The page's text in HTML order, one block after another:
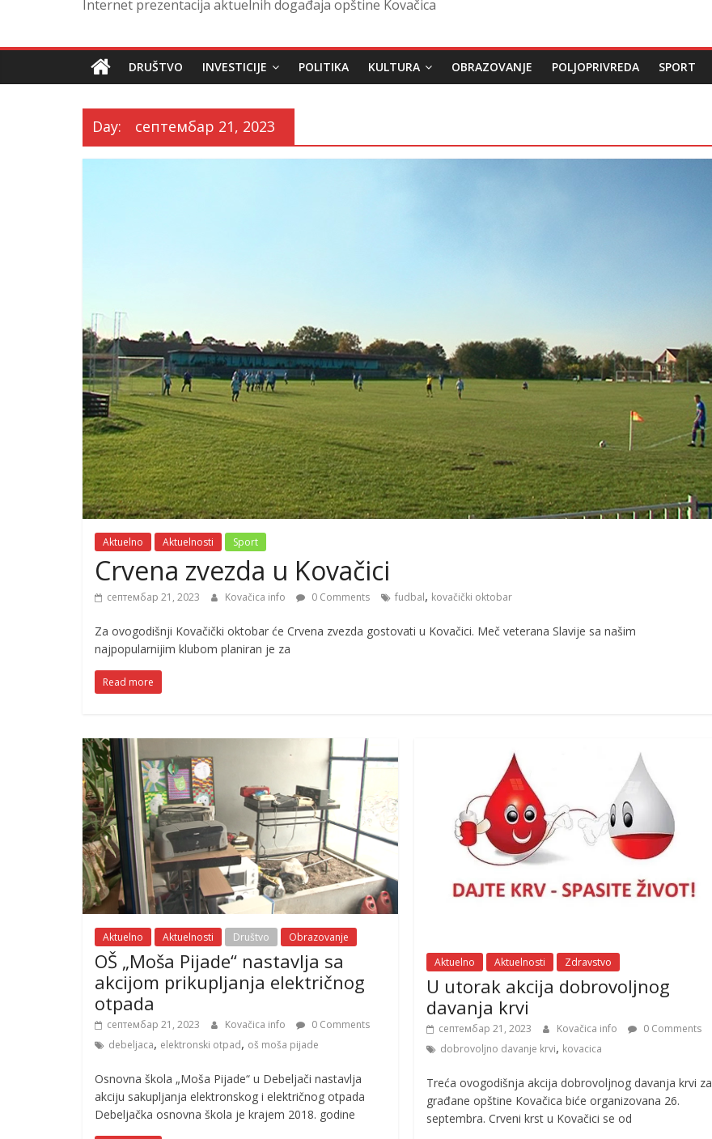
Internet prezentacija aktuelnih događaja opštine Kovačica
DRUŠTVO INVESTICIJE POLITIKA KULTURA OBRAZOVANJE POLJOPRIVREDA SPORT
Day: септембар 21, 2023
Aktuelno Aktuelnosti Sport
Crvena zvezda u Kovačici
септембар 21, 2023 Kovačica info 0 Comments fudbal, kovačički oktobar
Za ovogodišnji Kovačički oktobar će Crvena zvezda gostovati u Kovačici. Meč veterana Slavije sa našim
najpopularnijim klubom planiran je za
Read more
Aktuelno Aktuelnosti Društvo Obrazovanje
OŠ „Moša Pijade“ nastavlja sa
akcijom prikupljanja električnog
otpada
септембар 21, 2023 Kovačica info
0 Comments
debeljaca, elektronski otpad, oš moša pijade
Osnovna škola „Moša Pijade“ u Debeljači nastavlja
akciju sakupljanja elektronskog i električnog otpada
Debeljačka osnovna škola je krajem 2018. godine
Aktuelno Aktuelnosti Zdravstvo
U utorak akcija dobrovoljnog
davanja krvi
септембар 21, 2023 Kovačica info
0 Comments
dobrovoljno davanje krvi, kovacica
Treća ovogodišnja akcija dobrovoljnog davanja krvi za
građane opštine Kovačica biće organizovana 26.
septembra. Crveni krst u Kovačici se od